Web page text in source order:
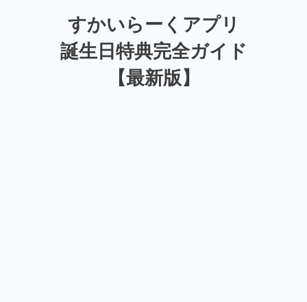
すかいらーくアプリ
誕生日特典完全ガイド
【最新版】